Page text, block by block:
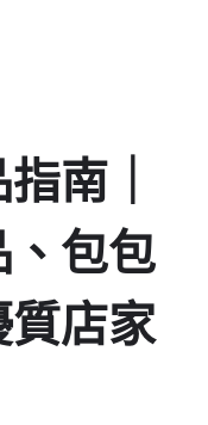
南｜
、包包
質店家